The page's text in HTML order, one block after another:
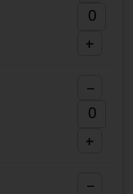
+
−
+
−